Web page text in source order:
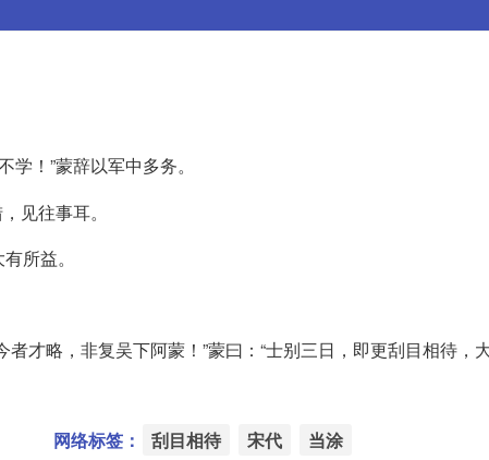
学！”蒙辞以军中多务。
见往事耳。
所益。
才略，非复吴下阿蒙！”蒙曰：“士别三日，即更刮目相待，
网络标签： 刮目相待 宋代 当涂